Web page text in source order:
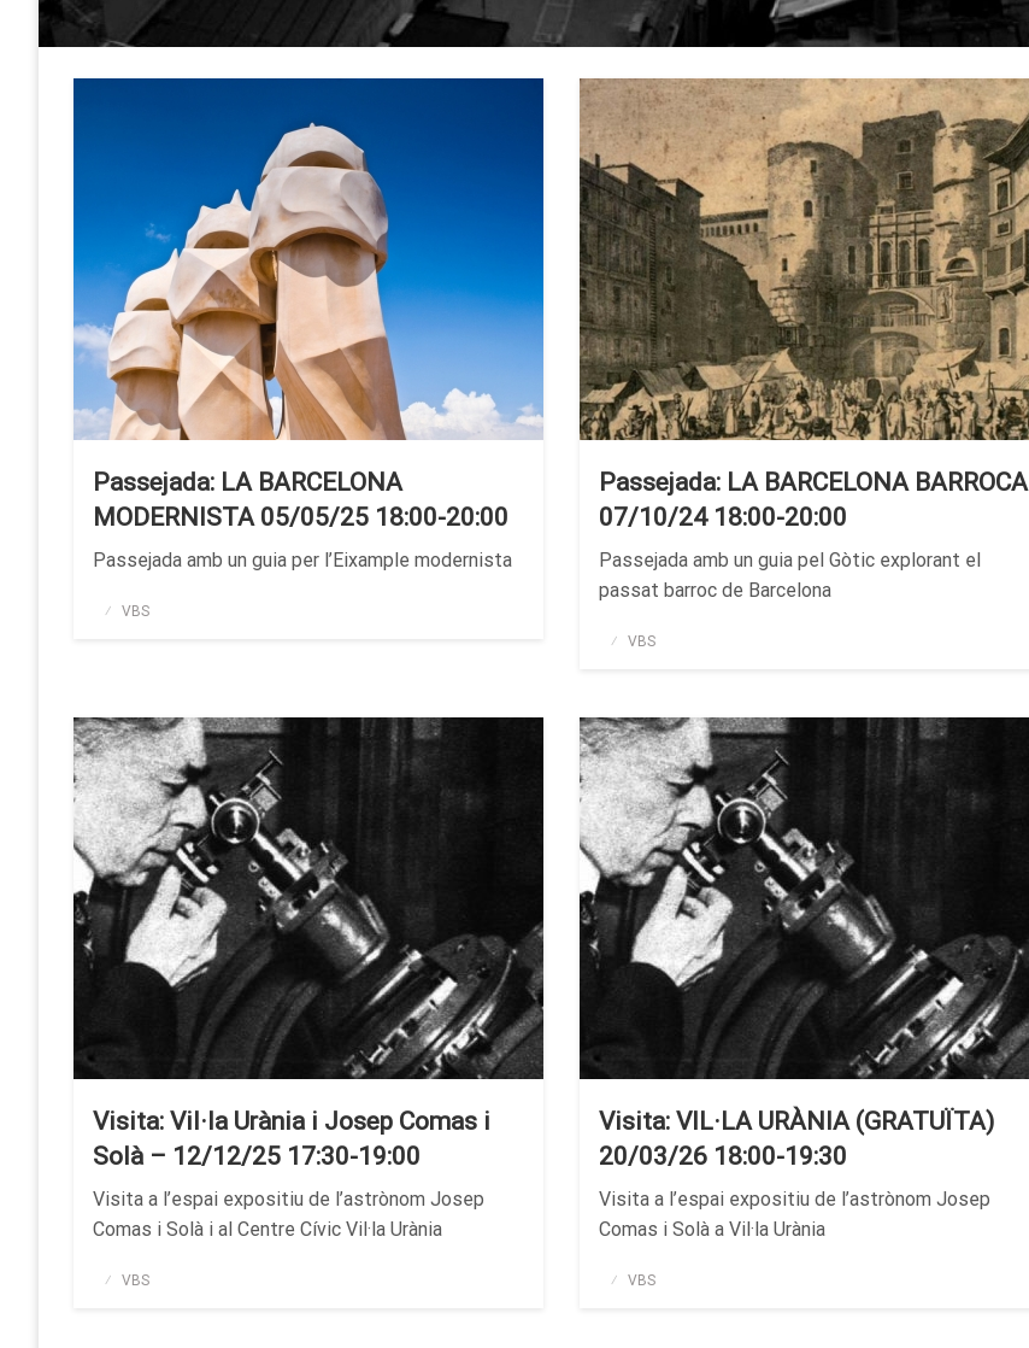
Passejada: LA BARCELONA
MODERNISTA 05/05/25 18:00-20:00
Passejada amb un guia per l’Eixample modernista
Publicado
VBS
Passejada: LA BARCELONA BARROCA
07/10/24 18:00-20:00
Passejada amb un guia pel Gòtic explorant el
passat barroc de Barcelona
Publicado
VBS
Visita: Vil·la Urània i Josep Comas i
Solà – 12/12/25 17:30-19:00
Visita a l’espai expositiu de l’astrònom Josep
Comas i Solà i al Centre Cívic Vil·la Urània
Publicado
VBS
Visita: VIL·LA URÀNIA (GRATUÏTA)
20/03/26 18:00-19:30
Visita a l’espai expositiu de l’astrònom Josep
Comas i Solà a Vil·la Urània
Publicado
VBS